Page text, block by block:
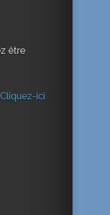
être
ici